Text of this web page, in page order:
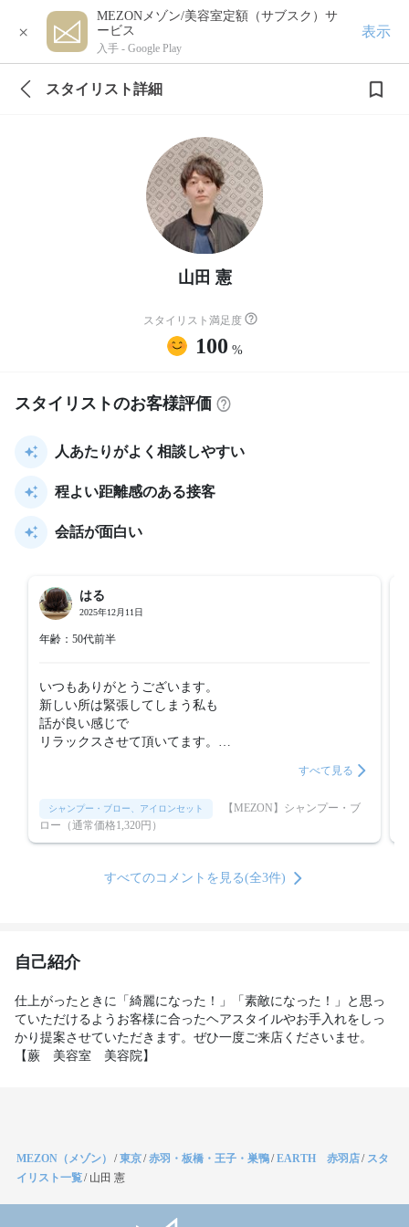
×
MEZONメゾン/美容室定額（サブスク）サ
ービス
入手 - Google Play
表示
スタイリスト詳細
山田 憲
スタイリスト満足度
100 %
スタイリストのお客様評価
人あたりがよく相談しやすい
程よい距離感のある接客
会話が面白い
はる
2025年12月11日
年齢：50代前半
いつもありがとうございます。
新しい所は緊張してしまう私も
話が良い感じで
リラックスさせて頂いてます。
すべて見る
シャンプー・ブロー、アイロンセット
ロー（通常価格1,320円）
すべてのコメントを見る(全3件)
自己紹介
仕上がったときに「綺麗になった！」「素敵になった！」と思っ
ていただけるようお客様に合ったヘアスタイルやお手入れをしっ
かり提案させていただきます。ぜひ一度ご来店くださいませ。
MEZON（メゾン） /東京/赤羽・板橋・王子・巣鴨/EARTH 赤羽店/ スタ
イリスト一覧/ 山田 憲